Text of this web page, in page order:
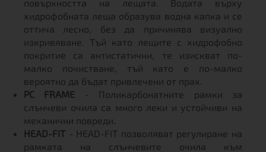
повърхността на лещата. Водата върху
хидрофобната леща образува водна капка и се
оттича лесно, без да причинява визуално
изкривяване. Тъй като лещите с хидрофобно
покритие са антистатични, те изискват по-
малко почистване, тъй като е по-малко
вероятно да бъдат привлечени от прах.
PC FRAME - Поликарбонатните рамки за
слънчеви очила са много леки и устойчиви на
механични повреди.
HEAD-FIT - HEAD-FIT позволяват регулиране на
рамката на слънчевите очила към